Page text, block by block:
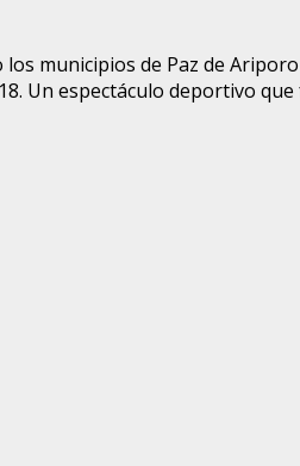
municipios de Paz de
Un espectáculo deportivo